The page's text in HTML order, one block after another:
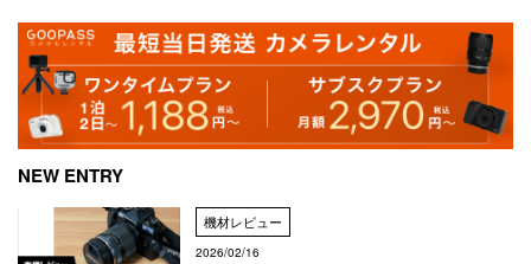
NEW ENTRY
機材レビュー
2026/02/16